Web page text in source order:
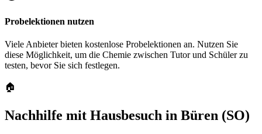
Probelektionen nutzen
Viele Anbieter bieten kostenlose Probelektionen an. Nutzen Sie
diese Möglichkeit, um die Chemie zwischen Tutor und Schüler zu
testen, bevor Sie sich festlegen.
🏠
Nachhilfe mit Hausbesuch in Büren (SO)